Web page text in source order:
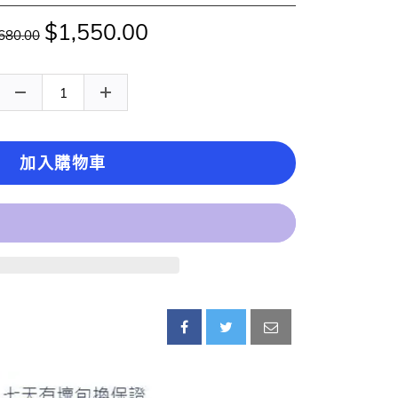
$1,550.00
加入購物車